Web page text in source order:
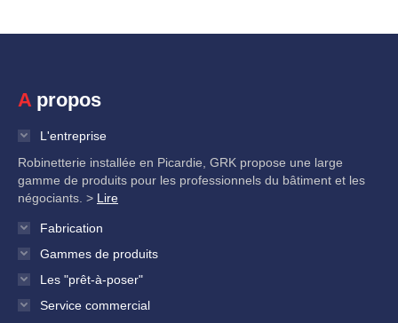
A propos
L'entreprise
Robinetterie installée en Picardie, GRK propose une large
gamme de produits pour les professionnels du bâtiment et les
négociants. > Lire
Fabrication
Gammes de produits
Les "prêt-à-poser"
Service commercial